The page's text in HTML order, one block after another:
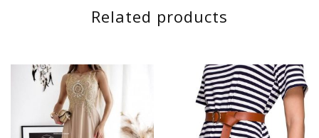
Related products